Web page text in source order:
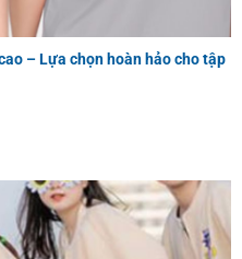
– Lựa chọn hoàn hảo cho tập